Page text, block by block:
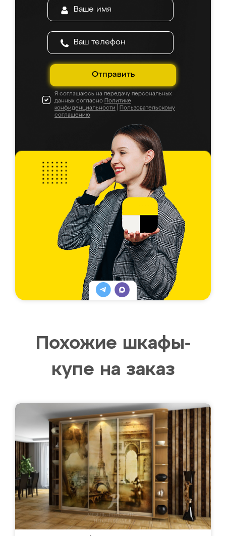
Отправить
Я соглашаюсь на передачу персональных
данных согласно Политике
конфиденциальности
Пользовательскому
соглашению
Похожие шкафы-
купе на заказ